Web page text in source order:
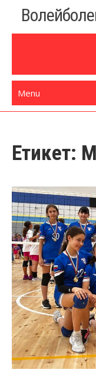
content
Menu
Етикет: